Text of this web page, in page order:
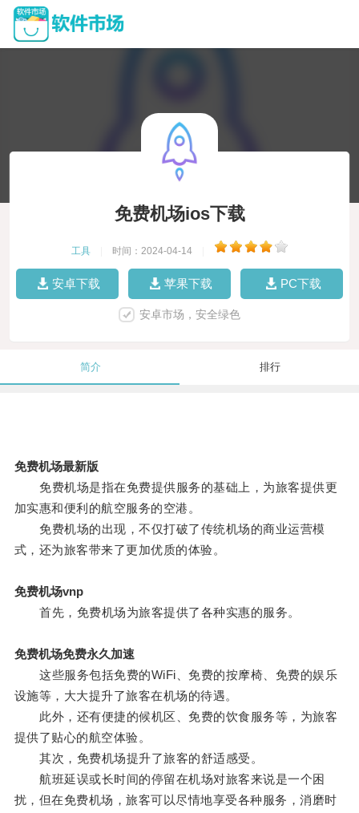
免费机场ios下载
工具 时间：2024-04-14
安卓下载 苹果下载 PC下载
安卓市场，安全绿色
简介 排行
免费机场最新版
免费机场是指在免费提供服务的基础上，为旅客提供更
加实惠和便利的航空服务的空港。
免费机场的出现，不仅打破了传统机场的商业运营模
式，还为旅客带来了更加优质的体验。
免费机场vnp
首先，免费机场为旅客提供了各种实惠的服务。
免费机场免费永久加速
这些服务包括免费的WiFi、免费的按摩椅、免费的娱乐
设施等，大大提升了旅客在机场的待遇。
此外，还有便捷的候机区、免费的饮食服务等，为旅客
提供了贴心的航空体验。
其次，免费机场提升了旅客的舒适感受。
航班延误或长时间的停留在机场对旅客来说是一个困
扰，但在免费机场，旅客可以尽情地享受各种服务，消磨时